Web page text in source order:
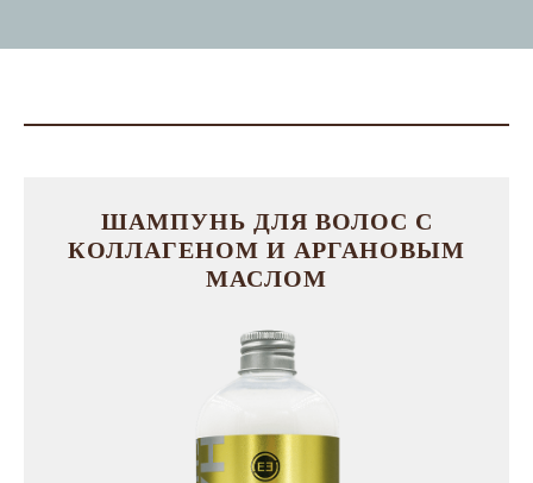
ШАМПУНЬ ДЛЯ ВОЛОС С
КОЛЛАГЕНОМ И АРГАНОВЫМ
МАСЛОМ